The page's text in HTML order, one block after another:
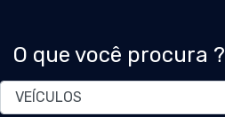
O que você procura ?